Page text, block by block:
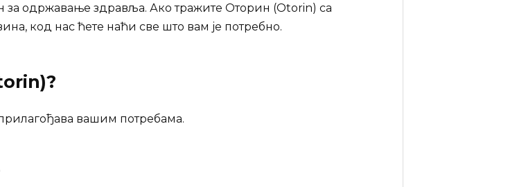
одржавање здравља. Ако тражите Оторин (Otorin) са
код нас ћете наћи све што вам је потребно.
вашим потребама.